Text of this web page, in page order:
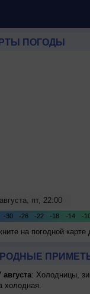
ПОГОДЫ
на погодной
августа: Холодницы,
холодная.